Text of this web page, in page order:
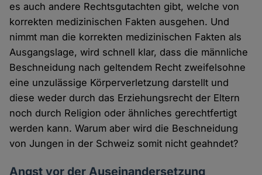
es auch andere Rechtsgutachten gibt, welche von
korrekten medizinischen Fakten ausgehen. Und
nimmt man die korrekten medizinischen Fakten als
Ausgangslage, wird schnell klar, dass die männliche
Beschneidung nach geltendem Recht zweifelsohne
eine unzulässige Körperverletzung darstellt und
diese weder durch das Erziehungsrecht der Eltern
noch durch Religion oder ähnliches gerechtfertigt
werden kann. Warum aber wird die Beschneidung
von Jungen in der Schweiz somit nicht geahndet?
Angst vor der Auseinandersetzung